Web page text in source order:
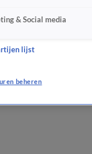
& Social media
lijst
beheren